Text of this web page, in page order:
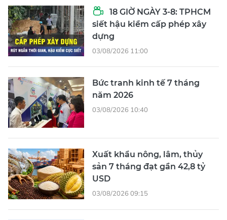
18 GIỜ NGÀY 3-8: TPHCM
siết hậu kiểm cấp phép xây
dựng
03/08/2026 11:00
Bức tranh kinh tế 7 tháng
năm 2026
03/08/2026 10:40
Xuất khẩu nông, lâm, thủy
sản 7 tháng đạt gần 42,8 tỷ
USD
03/08/2026 09:15